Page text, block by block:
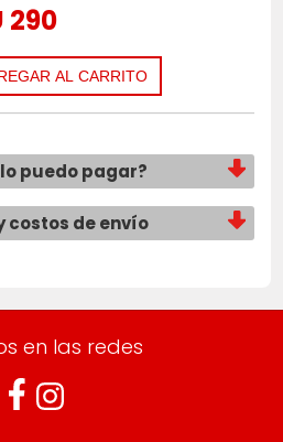
290
puedo pagar?
costos de envío
en las redes